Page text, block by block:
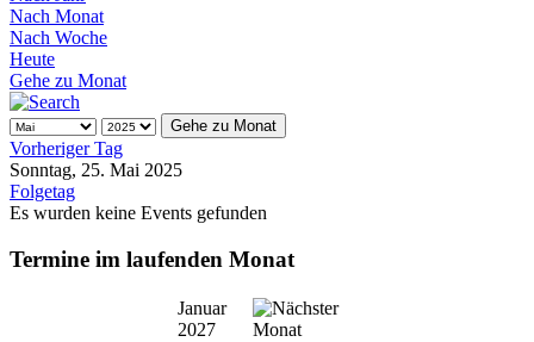
Nach Monat
Nach Woche
Heute
Gehe zu Monat
Gehe zu Monat
Vorheriger Tag
Sonntag, 25. Mai 2025
Folgetag
Es wurden keine Events gefunden
Termine im laufenden Monat
Januar
2027